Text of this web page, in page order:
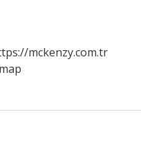
mckenzy.com.tr